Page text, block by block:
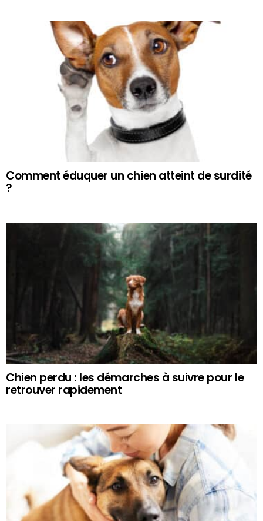
Comment éduquer un chien atteint de surdité
?
Chien perdu : les démarches à suivre pour le
retrouver rapidement